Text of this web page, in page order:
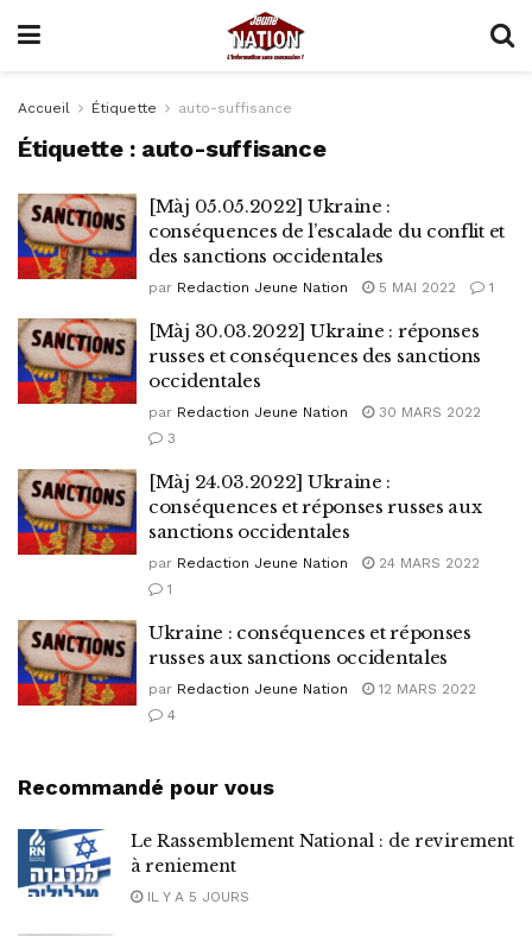
Accueil Étiquette auto-suffisance
Étiquette : auto-suffisance
[Màj 05.05.2022] Ukraine :
conséquences de l’escalade du conflit et
des sanctions occidentales
par Redaction Jeune Nation 5 MAI 2022 1
[Màj 30.03.2022] Ukraine : réponses
russes et conséquences des sanctions
occidentales
par Redaction Jeune Nation
30 MARS 2022
3
[Màj 24.03.2022] Ukraine :
conséquences et réponses russes aux
sanctions occidentales
par Redaction Jeune Nation
24 MARS 2022
1
Ukraine : conséquences et réponses
russes aux sanctions occidentales
par Redaction Jeune Nation
12 MARS 2022
4
Recommandé pour vous
Le Rassemblement National : de revirement
à reniement
IL Y A 5 JOURS